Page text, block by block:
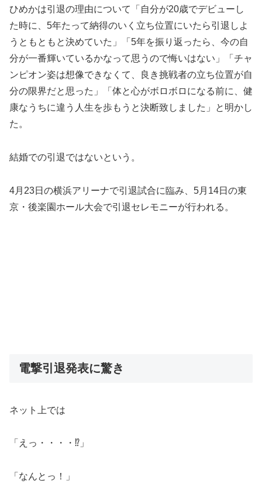
ひめかは引退の理由について「自分が20歳でデビューし
た時に、5年たって納得のいく立ち位置にいたら引退しよ
うともともと決めていた」「5年を振り返ったら、今の自
分が一番輝いているかなって思うので悔いはない」「チャ
ンピオン姿は想像できなくて、良き挑戦者の立ち位置が自
分の限界だと思った」「体と心がボロボロになる前に、健
康なうちに違う人生を歩もうと決断致しました」と明かし
た。
結婚での引退ではないという。
4月23日の横浜アリーナで引退試合に臨み、5月14日の東
京・後楽園ホール大会で引退セレモニーが行われる。
電撃引退発表に驚き
ネット上では
「えっ・・・・⁉️」
「なんとっ！」